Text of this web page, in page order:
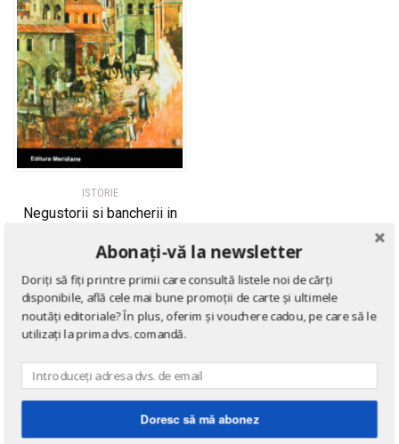
ISTORIE
Negustorii si bancherii in
Jacques Le Goff
Abonați-vă la newsletter
Doriți să fiți printre primii care consultă listele noi de cărți
disponibile, află cele mai bune promoții de carte și ultimele
noutăți editoriale? În plus, oferim și vouchere cadou, pe care să le
utilizați la prima dvs. comandă.
Doresc să mă abonez